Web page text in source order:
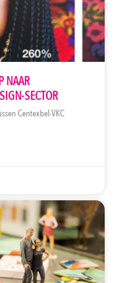
NAAR
SECTOR
Centexbel-VKC